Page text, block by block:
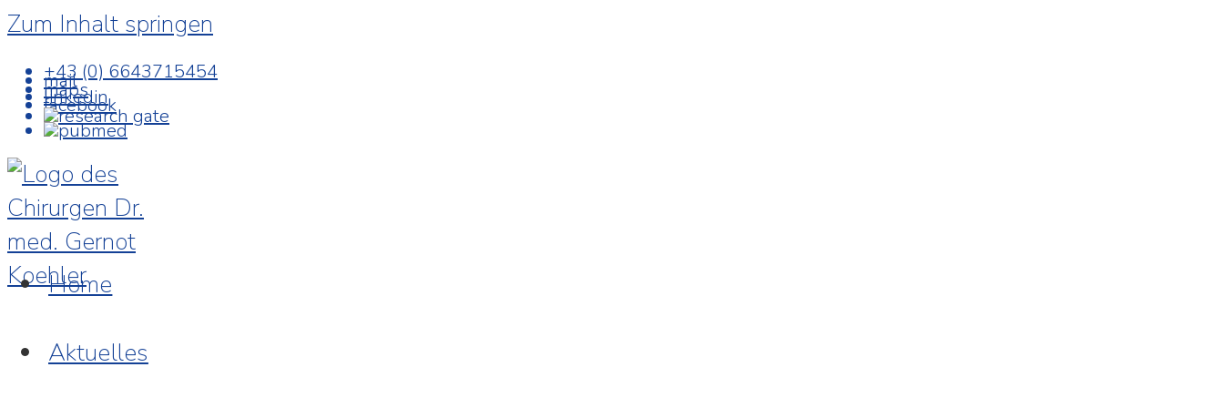
Zum Inhalt springen
+43 (0) 6643715454
mail
maps
linkedin
facebook
research gate
pubmed
Home
Aktuelles